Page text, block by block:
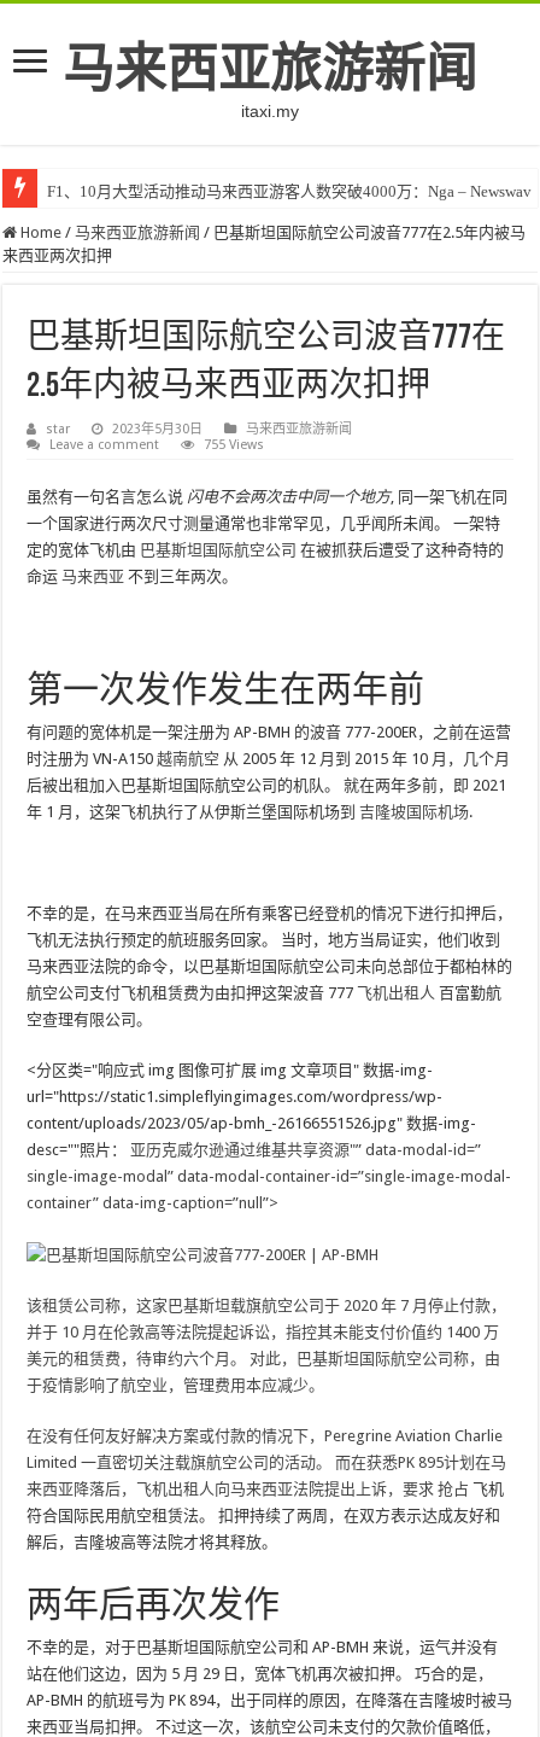
马来西亚旅游新闻
itaxi.my
F1、10月大型活动推动马来西亚游客人数突破4000万：Nga – Newswav
Home / 马来西亚旅游新闻 / 巴基斯坦国际航空公司波音777在2.5年内被马
来西亚两次扣押
巴基斯坦国际航空公司波音777在
2.5年内被马来西亚两次扣押
star 2023年5月30日
马来西亚旅游新闻
Leave a comment
755 Views
虽然有一句名言怎么说 闪电不会两次击中同一个地方, 同一架飞机在同
一个国家进行两次尺寸测量通常也非常罕见，几乎闻所未闻。 一架特
定的宽体飞机由 巴基斯坦国际航空公司 在被抓获后遭受了这种奇特的
命运马来西亚 不到三年两次。
第一次发作发生在两年前
有问题的宽体机是一架注册为 AP-BMH 的波音 777-200ER，之前在运营
时注册为 VN-A150越南航空 从 2005 年 12 月到 2015 年 10 月，几个月
后被出租加入巴基斯坦国际航空公司的机队。 就在两年多前，即 2021
年 1 月，这架飞机执行了从伊斯兰堡国际机场到吉隆坡国际机场.
不幸的是，在马来西亚当局在所有乘客已经登机的情况下进行扣押后，
飞机无法执行预定的航班服务回家。 当时，地方当局证实，他们收到
马来西亚法院的命令，以巴基斯坦国际航空公司未向总部位于都柏林的
航空公司支付飞机租赁费为由扣押这架波音 777飞机出租人 百富勤航
空查理有限公司。
<分区类="响应式 img 图像可扩展 img 文章项目" 数据-img-
url="https://static1.simpleflyingimages.com/wordpress/wp-
content/uploads/2023/05/ap-bmh_-26166551526.jpg" 数据-img-
desc=""照片： 亚历克威尔逊通过维基共享资源"” data-modal-id=”
single-image-modal” data-modal-container-id=”single-image-modal-
container” data-img-caption=”null”>
该租赁公司称，这家巴基斯坦载旗航空公司于 2020 年 7 月停止付款，
并于 10 月在伦敦高等法院提起诉讼，指控其未能支付价值约 1400 万
美元的租赁费，待审约六个月。 对此，巴基斯坦国际航空公司称，由
于疫情影响了航空业，管理费用本应减少。
在没有任何友好解决方案或付款的情况下，Peregrine Aviation Charlie
Limited 一直密切关注载旗航空公司的活动。 而在获悉PK 895计划在马
来西亚降落后，飞机出租人向马来西亚法院提出上诉，要求抢占 飞机
符合国际民用航空租赁法。 扣押持续了两周，在双方表示达成友好和
解后，吉隆坡高等法院才将其释放。
两年后再次发作
不幸的是，对于巴基斯坦国际航空公司和 AP-BMH 来说，运气并没有
站在他们这边，因为 5 月 29 日，宽体飞机再次被扣押。 巧合的是，
AP-BMH 的航班号为 PK 894，出于同样的原因，在降落在吉隆坡时被马
来西亚当局扣押。 不过这一次，该航空公司未支付的欠款价值略低，